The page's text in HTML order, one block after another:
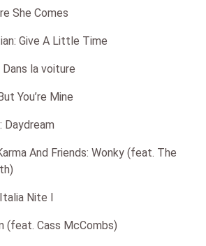
She Comes
Give A Little Time
la voiture
You’re Mine
And Friends: Wonky (feat. The
Nite I
(feat. Cass McCombs)